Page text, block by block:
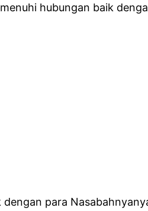
hubungan baik
para